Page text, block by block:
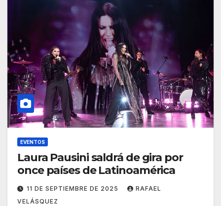
EVENTOS
Laura Pausini saldrá de gira por
once países de Latinoamérica
11 DE SEPTIEMBRE DE 2025
RAFAEL
VELÁSQUEZ